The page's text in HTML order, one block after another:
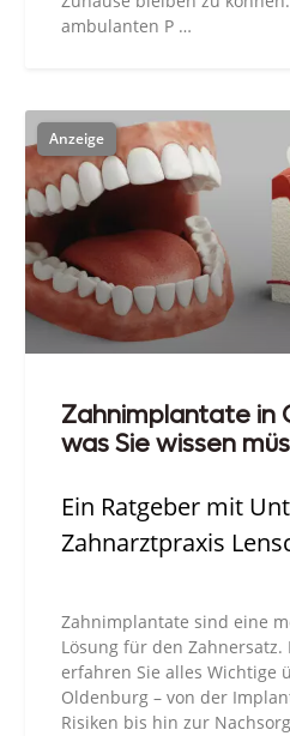
ambulanten P …
Zahnimplantate in
was Sie wissen
Ein Ratgeber mit
Zahnarztpraxis
Zahnimplantate sind eine
Lösung für den
erfahren Sie alles Wichtige
Oldenburg – von der
Risiken bis hin zur